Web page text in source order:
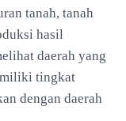
tanah, tanah
hasil
daerah yang
tingkat
dengan daerah